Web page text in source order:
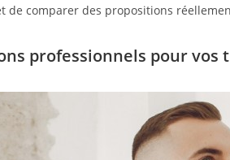
de comparer des propositions
professionnels pour